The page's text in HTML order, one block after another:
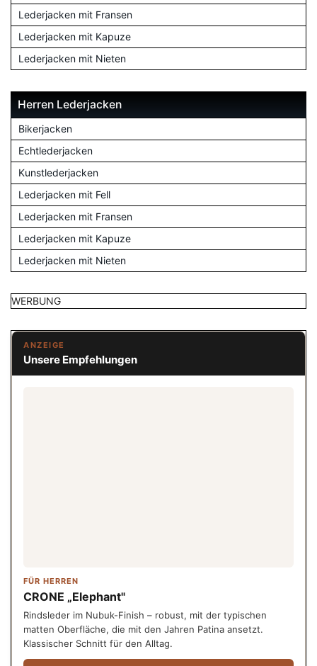
Lederjacken mit Fransen
Lederjacken mit Kapuze
Lederjacken mit Nieten
Herren Lederjacken
Bikerjacken
Echtlederjacken
Kunstlederjacken
Lederjacken mit Fell
Lederjacken mit Fransen
Lederjacken mit Kapuze
Lederjacken mit Nieten
WERBUNG
ANZEIGE
Unsere Empfehlungen
FÜR HERREN
CRONE „Elephant"
Rindsleder im Nubuk-Finish – robust, mit der typischen
matten Oberfläche, die mit den Jahren Patina ansetzt.
Klassischer Schnitt für den Alltag.